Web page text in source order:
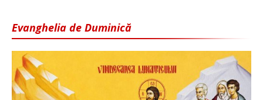
Evanghelia de Duminică